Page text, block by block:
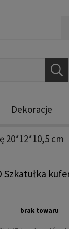
Dekoracje
20*12*10,5 cm
Szkatułka
brak towaru